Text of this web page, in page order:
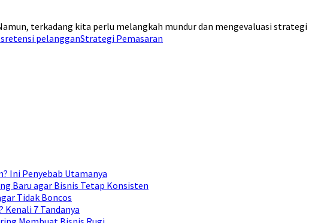
terkadang kita perlu melangkah mundur dan mengevaluasi
retensi pelangganStrategi Pemasaran
Ini Penyebab Utamanya
Baru agar Bisnis Tetap Konsisten
Tidak Boncos
Kenali 7 Tandanya